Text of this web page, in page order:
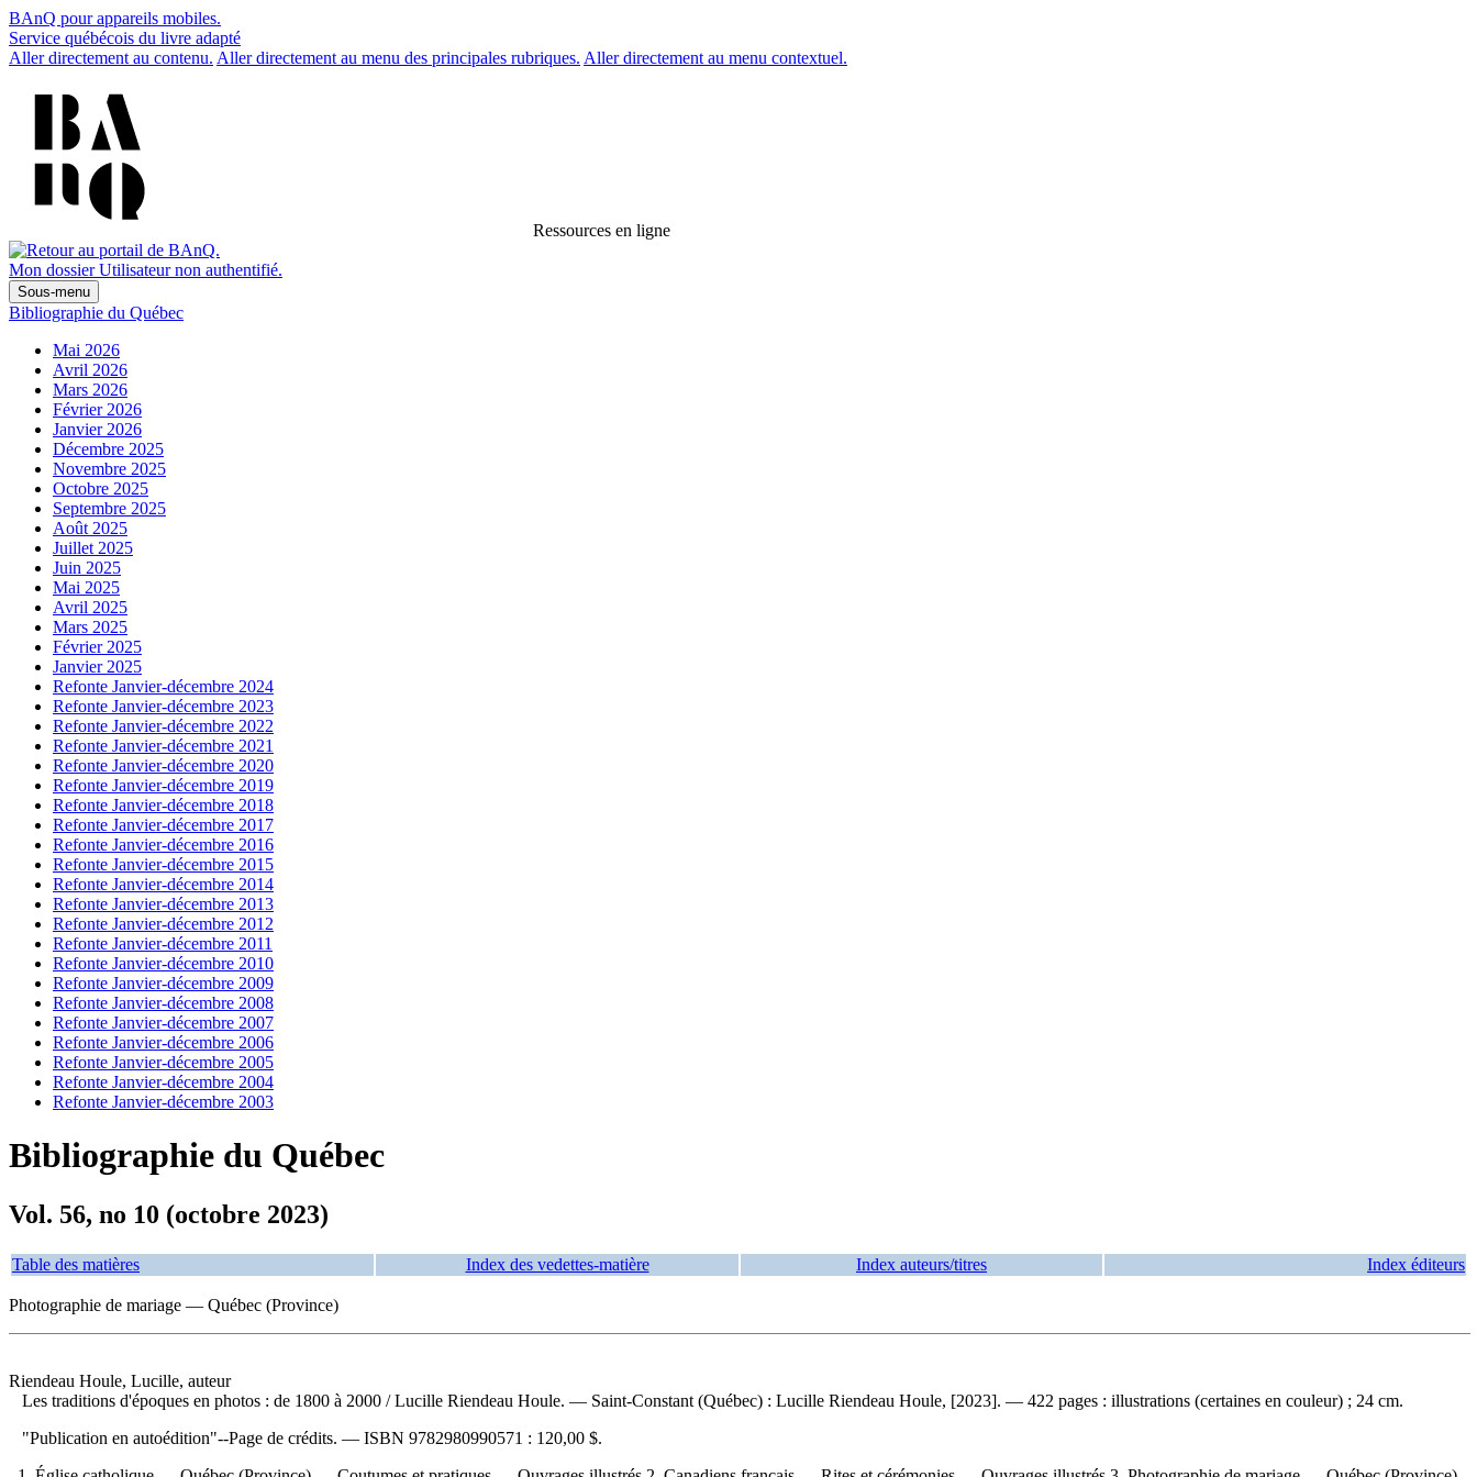
BAnQ pour appareils mobiles.
Service québécois du livre adapté
Aller directement au contenu. Aller directement au menu des principales rubriques. Aller directement au menu contextuel.
Ressources en ligne
Mon dossier Utilisateur non authentifié.
Sous-menu
Bibliographie du Québec
Mai 2026
Avril 2026
Mars 2026
Février 2026
Janvier 2026
Décembre 2025
Novembre 2025
Octobre 2025
Septembre 2025
Août 2025
Juillet 2025
Juin 2025
Mai 2025
Avril 2025
Mars 2025
Février 2025
Janvier 2025
Refonte Janvier-décembre 2024
Refonte Janvier-décembre 2023
Refonte Janvier-décembre 2022
Refonte Janvier-décembre 2021
Refonte Janvier-décembre 2020
Refonte Janvier-décembre 2019
Refonte Janvier-décembre 2018
Refonte Janvier-décembre 2017
Refonte Janvier-décembre 2016
Refonte Janvier-décembre 2015
Refonte Janvier-décembre 2014
Refonte Janvier-décembre 2013
Refonte Janvier-décembre 2012
Refonte Janvier-décembre 2011
Refonte Janvier-décembre 2010
Refonte Janvier-décembre 2009
Refonte Janvier-décembre 2008
Refonte Janvier-décembre 2007
Refonte Janvier-décembre 2006
Refonte Janvier-décembre 2005
Refonte Janvier-décembre 2004
Refonte Janvier-décembre 2003
Bibliographie du Québec
Vol. 56, no 10 (octobre 2023)
Table des matières Index des vedettes-matière Index auteurs/titres Index éditeurs
Photographie de mariage — Québec (Province)
Riendeau Houle, Lucille, auteur
Les traditions d'époques en photos : de 1800 à 2000 / Lucille Riendeau Houle. — Saint-Constant (Québec) : Lucille Riendeau Houle, [2023]. — 422 pages : illustrations (certaines en couleur) ; 24 cm.
"Publication en autoédition"--Page de crédits. — ISBN 9782980990571 : 120,00 $.